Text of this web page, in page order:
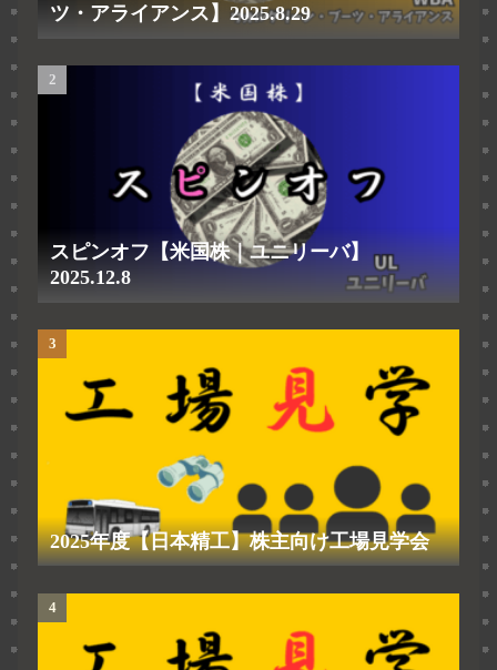
ツ・アライアンス】2025.8.29
スピンオフ【米国株｜ユニリーバ】
2025.12.8
2025年度【日本精工】株主向け工場見学会